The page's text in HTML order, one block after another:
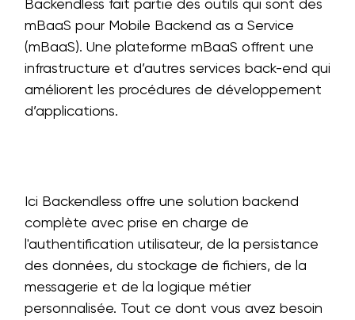
Backendless fait partie des outils qui sont des
mBaaS pour Mobile Backend as a Service
(mBaaS). Une plateforme mBaaS offrent une
infrastructure et d’autres services back-end qui
améliorent les procédures de développement
d’applications.
Ici Backendless offre une solution backend
complète avec prise en charge de
l'authentification utilisateur, de la persistance
des données, du stockage de fichiers, de la
messagerie et de la logique métier
personnalisée. Tout ce dont vous avez besoin